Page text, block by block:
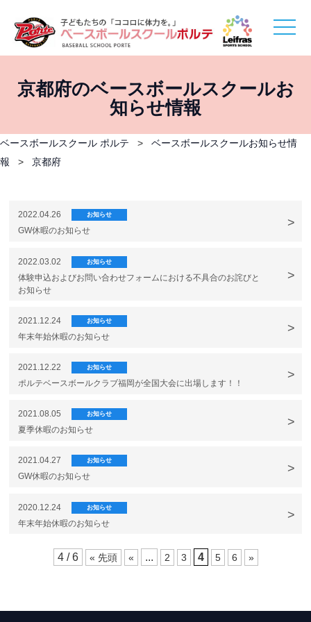
toggle
京都府のベースボールスクールお
知らせ情報
ベースボールスクール ポルテ >
ベースボールスクールお知らせ情
報
> 京都府
2022.04.26 お知らせ
GW休暇のお知らせ
2022.03.02 お知らせ
体験申込およびお問い合わせフォームにおける不具合のお詫びと
お知らせ
2021.12.24 お知らせ
年末年始休暇のお知らせ
2021.12.22 お知らせ
ポルテベースボールクラブ福岡が全国大会に出場します！！
2021.08.05 お知らせ
夏季休暇のお知らせ
2021.04.27 お知らせ
GW休暇のお知らせ
2020.12.24 お知らせ
年末年始休暇のお知らせ
4 / 6 « 先頭 « ... 2 3 4 5 6 »